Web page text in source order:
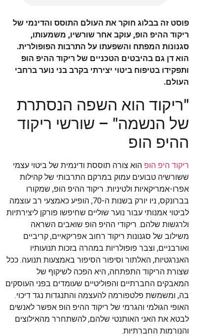
פוסט זה בבלוג חוקר את העולם התוסס והדינמי של
ריקוד ההיפ הופ, עוקב אחר שורשיו, משמעותו,
סגנונות המפתח והשפעתו על התרבות הפופולרית.
הוא דן גם בהיבטים הטכניים של ריקוד ההיפ הופ
ותפקידו בטיפוח ביטוי יצירתי בקרב בני נוער ברחבי
העולם.
"ריקוד הוא השפה הנסתרת
של הנשמה" – שורשי ריקוד
ההיפ הופ
ריקוד היפ הופ הוא צורה תוססת ודינמית של ביטוי עצמי
ששורשיה טבועים עמוק במרקם התרבותי של קהילות
אפרו-אמריקאיות ולטיניות. ריקוד ההיפ הופ, שמקורו
בברונקס, ניו יורק בשנות ה-70, הופיע כאמצעי רב עוצמה
לביטוי אמנותי עבור נוער שוליים שחיפשו פורקן ליצירתיות
ולרגשות שלהם. ריקודי ההיפ הופ שואבים השראה
משילוב של סגנונות ריקוד רחוב אפריקאיים, קריביים
ואורבניים, וצבר פופולריות במהרה בזכות תנועותיו
האנרגטיות, האלתור וסיפור הסיפור באמצעות תנועה. ככל
שצורת הריקוד התפתחה, היא הפכה לשיקוף של
המאבקים החברתיים והפוליטיים שעומדים בפני העוסקים
בה, ומשמשת פלטפורמה להעצמה והתנגדות נגד דיכוי.
האופי הגולמי והגרמי של ריקוד ההיפ הופ אפשר לאנשים
לבטא את האני האותנטי שלהם, להשתחרר מהאילוצים
והנורמות החברתיות.